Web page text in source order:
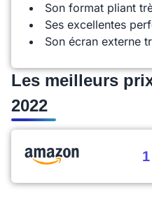
Son format pliant
Ses excellentes
Son écran externe
Les meilleurs
2022